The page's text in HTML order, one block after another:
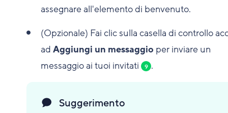
assegnare all'elemento di benvenuto.
(Opzionale) Fai clic sulla casella di controllo
ad Aggiungi un messaggio per inviare un
messaggio ai tuoi invitati
9 .
Suggerimento